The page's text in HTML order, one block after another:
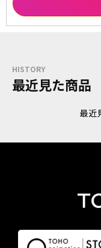
HISTORY
最近見た商品
最近